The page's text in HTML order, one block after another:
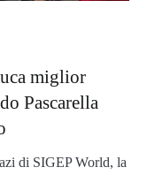
miglior
Pascarella
di SIGEP World, la